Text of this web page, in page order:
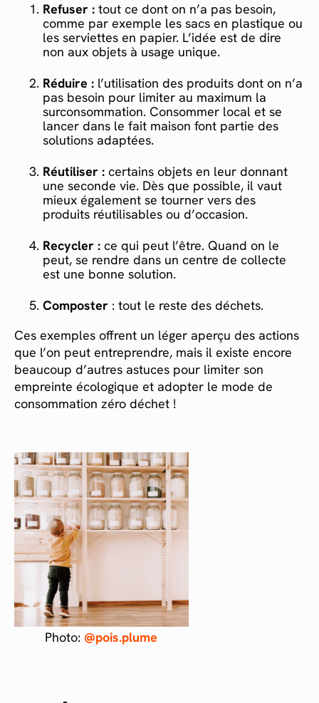
Refuser : tout ce dont on n’a pas besoin,
comme par exemple les sacs en plastique ou
les serviettes en papier. L’idée est de dire
non aux objets à usage unique.
Réduire : l’utilisation des produits dont on n’a
pas besoin pour limiter au maximum la
surconsommation. Consommer local et se
lancer dans le fait maison font partie des
solutions adaptées.
Réutiliser : certains objets en leur donnant
une seconde vie. Dès que possible, il vaut
mieux également se tourner vers des
produits réutilisables ou d’occasion.
Recycler : ce qui peut l’être. Quand on le
peut, se rendre dans un centre de collecte
est une bonne solution.
Composter : tout le reste des déchets.
Ces exemples offrent un léger aperçu des actions
que l’on peut entreprendre, mais il existe encore
beaucoup d’autres astuces pour limiter son
empreinte écologique et adopter le mode de
consommation zéro déchet !
Photo: @pois.plume